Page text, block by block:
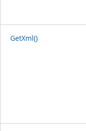
GetXml()